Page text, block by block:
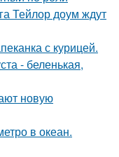
Тейлор доум ждут
с курицей.
- беленькая,
новую
в океан.